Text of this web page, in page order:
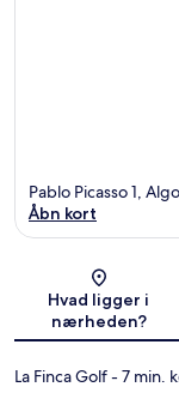
Pablo Picasso 1,
Åbn kort
Hvad ligger i
nærheden?
La Finca Golf- 7 min.